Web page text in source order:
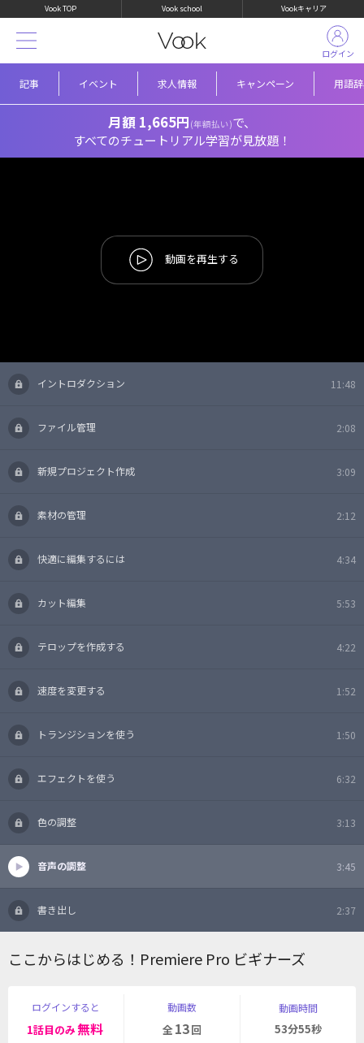
Vook TOP Vook school Vookキャリア
記事 イベント 求人情報 キャンペーン 用語
ログイン
月額 1,665円 (年額払い)で、
すべてのチュートリアル学習が見放題！
イントロダクション 11:48
ファイル管理 2:08
新規プロジェクト作成 3:09
素材の管理 2:12
快適に編集するには 4:34
カット編集 5:53
テロップを作成する 4:22
速度を変更する 1:52
トランジションを使う 1:50
エフェクトを使う 6:32
色の調整 3:13
音声の調整 3:45
書き出し 2:37
ここからはじめる！Premiere Pro ビギナーズ
ログインすると
1話目のみ無料
動画数
全13回
動画時間
53分55秒
動画を再生する